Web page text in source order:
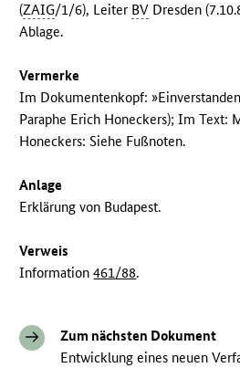
(ZAIG/1/6), Leiter BV Dresden
Ablage.
Vermerke
Im Dokumentenkopf:
Paraphe Erich Honeckers); Im Text:
Honeckers: Siehe Fußnoten.
Anlage
Erklärung von Budapest.
Verweis
Information461/88.
Zum nächsten Dokument
Entwicklung eines neuen